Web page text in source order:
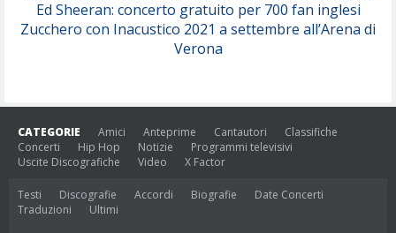
Ed Sheeran: concerto gratuito per 700 fan inglesi
Zucchero con Inacustico 2021 a settembre all’Arena di
Verona
CATEGORIE Amici Anteprime Cantautori
Classifiche
Concerti
Hip Hop Notizie
Programmi televisivi
Uscite Discografiche
Video X Factor
Testi Discografie Accordi Biografie
Date Concerti
Traduzioni
Ultimi